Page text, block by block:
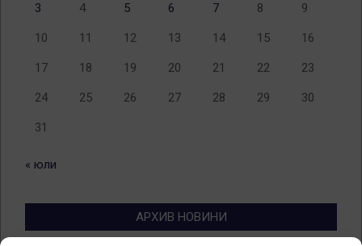
3 4 5 6 7 8 9
10 11 12 13 14 15 16
17 18 19 20 21 22 23
24 25 26 27 28 29 30
31
« юли
АРХИВ НОВИНИ